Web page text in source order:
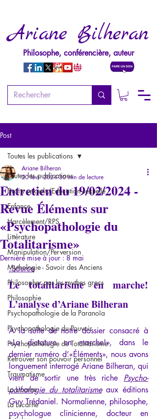
Ariane Bilheran
Philosophe, conférencière, auteur
Post
Toutes les publications
Droits sexuels/Education sexuelle
Enfance
Harcèlement/RPS
Littérature
Manipulation/Perversion
Mythologie - Savoir des Anciens
Philosopher par les mythes grecs
Philosophie
Psychopathologie de la Paranoïa
Psychopathologie du Pouvoir
Psychopathologie du Totalitarisme
Retrouver son pouvoir personnel
Traumatisme
La Licorne
La Lucarne
Toutes les publications
Entretien du 19/02/2024 -
Revue Éléments sur
«Psychopathologie du
Totalitarisme»
Ariane Bilheran
20 févr. 2024 30 min de lecture
Dernière mise à jour :8 mai
.Source
Le totalitarisme en marche!
L’analyse d’Ariane Bilheran
À la suite de notre dossier consacré à
«La dictature en marche!», dans le
dernier numéro d’«Éléments», nous avons
longuement interrogé Ariane Bilheran, qui
vient de sortir une très riche Psycho-
pathologie du totalitarisme aux éditions
Guy Trédaniel. Normalienne, philosophe,
psychologue clinicienne, docteur en